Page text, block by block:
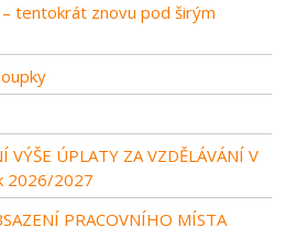
tentokrát znovu pod širým
ÚPLATY ZA VZDĚLÁVÁNÍ V
2026/2027
PRACOVNÍHO MÍSTA